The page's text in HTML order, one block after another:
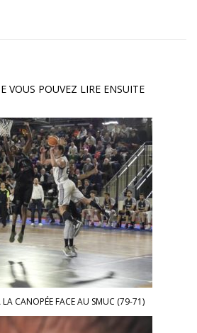
VOUS POUVEZ LIRE ENSUITE
CANOPÉE FACE AU SMUC (79-71)